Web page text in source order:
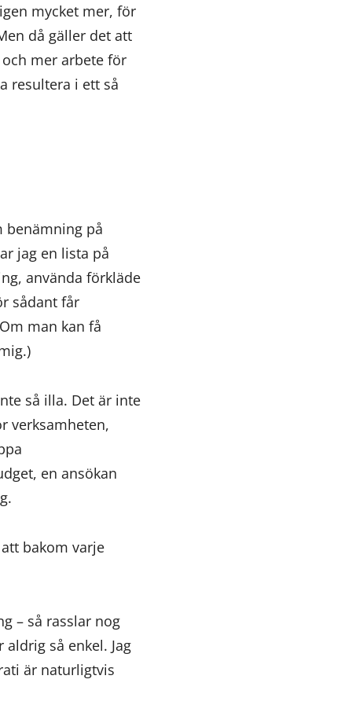
mycket mer, för
då gäller det att
mer arbete för
resultera i ett så
benämning på
jag en lista på
använda förkläde
sådant får
man kan få
så illa. Det är inte
verksamheten,
en ansökan
bakom varje
– så rasslar nog
så enkel. Jag
är naturligtvis